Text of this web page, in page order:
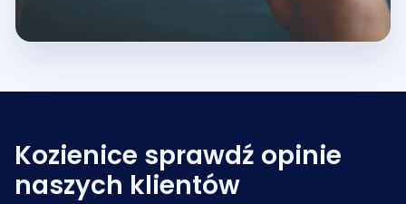
Kozienice sprawdź opinie
naszych klientów